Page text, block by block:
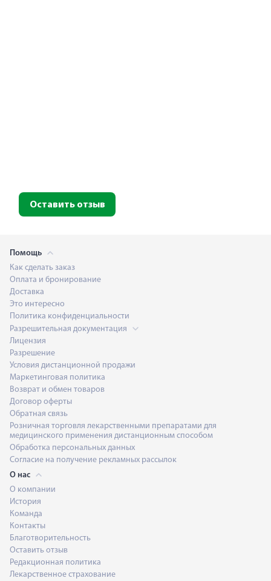
Оставить отзыв
Помощь
Как сделать заказ
Оплата и бронирование
Доставка
Это интересно
Политика конфиденциальности
Разрешительная документация
Лицензия
Разрешение
Условия дистанционной продажи
Маркетинговая политика
Возврат и обмен товаров
Договор оферты
Обратная связь
Розничная торговля лекарственными препаратами для
медицинского применения дистанционным способом
Обработка персональных данных
Согласие на получение рекламных рассылок
О нас
О компании
История
Команда
Контакты
Благотворительность
Оставить отзыв
Редакционная политика
Лекарственное страхование